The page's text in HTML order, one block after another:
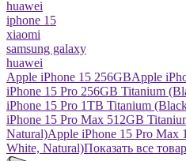
huawei
iphone 15
xiaomi
samsung galaxy
huawei
Apple iPhone 15 256GBApple
iPhone 15 Pro 256GB Titanium
iPhone 15 Pro 1TB Titanium
iPhone 15 Pro Max 512GB
Natural)Apple iPhone 15 Pro Max
White, Natural)Показать все